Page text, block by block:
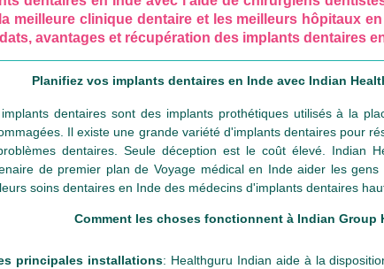
meilleure clinique dentaire et les meilleurs hôpitaux
avantages et récupération des implants dentaires
Planifiez vos implants dentaires en Inde avec Indian
dentaires sont des implants prothétiques utilisés à la
Il existe une grande variété d'implants dentaires pour
dentaires. Seule déception est le coût élevé. Indian
de premier plan de Voyage médical en Inde aider les
soins dentaires en Inde des médecins d'implants dentaires
Comment les choses fonctionnent à Indian Group
principales installations: Healthguru Indian aide à la